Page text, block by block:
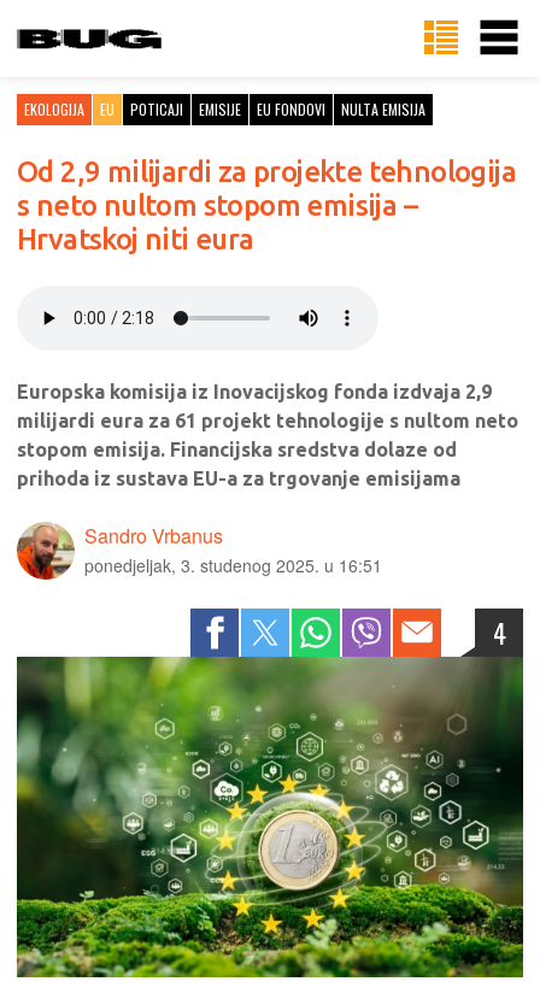
EKOLOGIJA EU POTICAJI EMISIJE EU FONDOVI NULTA EMISIJA
Od 2,9 milijardi za projekte tehnologija
s neto nultom stopom emisija –
Hrvatskoj niti eura
Europska komisija iz Inovacijskog fonda izdvaja 2,9
milijardi eura za 61 projekt tehnologije s nultom neto
stopom emisija. Financijska sredstva dolaze od
prihoda iz sustava EU-a za trgovanje emisijama
Sandro Vrbanus
ponedjeljak, 3. studenog 2025. u 16:51
4